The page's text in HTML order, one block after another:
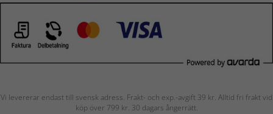
Vi levererar endast till svensk adress. Frakt- och exp.-avgift 39 kr. Alltid fri frakt vid
köp över 799 kr. 30 dagars ångerrätt.